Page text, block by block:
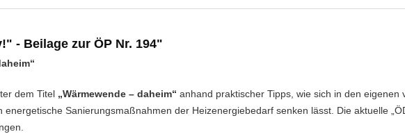
- Beilage zur ÖP Nr. 194"
dem Titel „Wärmewende – daheim“ anhand praktischer Tipps, wie sich in den eigenen
Sanierungsmaßnahmen der Heizenergiebedarf senken lässt. Die aktuelle